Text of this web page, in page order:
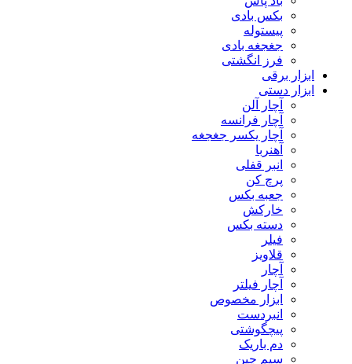
بکس بادی
پیستوله
جغجغه بادی
فرز انگشتی
ابزار برقی
ابزار دستی
آچار آلن
آچار فرانسه
آچار یکسر جغجغه
آهنربا
انبر قفلی
پرچ کن
جعبه بکس
خارکش
دسته بکس
فیلر
قلاویز
آچار
آچار فیلتر
ابزار مخصوص
انبردست
پیچگوشتی
دم باریک
سیم چین